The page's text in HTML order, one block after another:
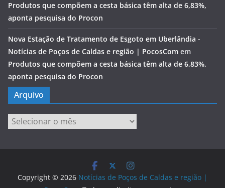
Produtos que compõem a cesta básica têm alta de 6,83%,
aponta pesquisa do Procon
Nova Estação de Tratamento de Esgoto em Uberlândia -
Notícias de Poços de Caldas e região | PocosCom em
Produtos que compõem a cesta básica têm alta de 6,83%,
aponta pesquisa do Procon
Arquivo
Arquivo
Copyright © 2026 Notícias de Poços de Caldas e região |